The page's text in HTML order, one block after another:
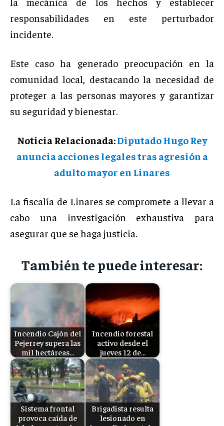
responsabilidades en este perturbador
incidente.
Este caso ha generado preocupación en la
comunidad local, destacando la necesidad de
proteger a las personas mayores y garantizar
su seguridad y bienestar.
Noticia Relacionada:Diputado Hugo Rey
anuncia acciones legales tras agresión a
adulto mayor en Linares
La fiscalía de Linares se compromete a llevar a
cabo una investigación exhaustiva para
asegurar que se haga justicia.
También te puede interesar:
Incendio Cajón del
Pejerrey supera las
mil hectáreas…
Incendio forestal
activo desde el
jueves 12 de…
Sistema frontal
provoca caída de
Brigadista resulta
lesionado en